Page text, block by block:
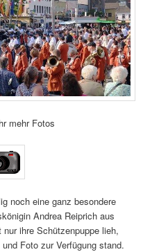
mehr Fotos
noch eine ganz besondere
Andrea Reiprich aus
ihre Schützenpuppe lieh,
Foto zur Verfügung stand.